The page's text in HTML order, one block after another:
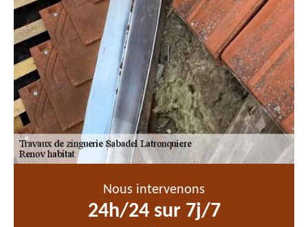
Nous intervenons
24h/24 sur 7j/7